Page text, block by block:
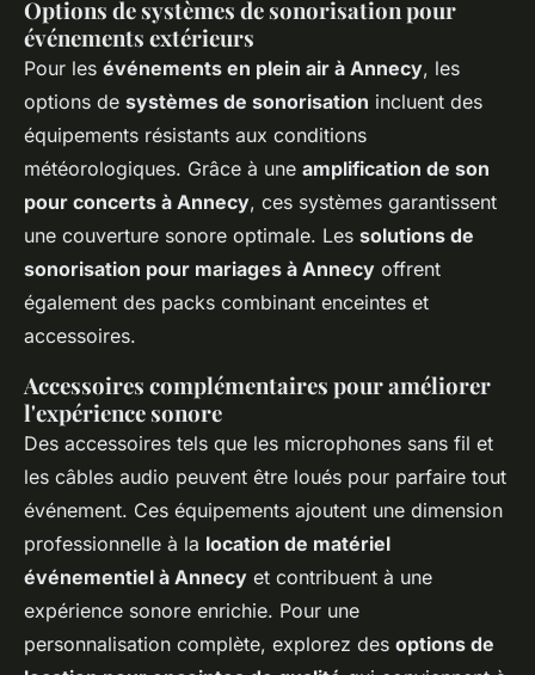
Options de systèmes de sonorisation pour
événements extérieurs
Pour les événements en plein air à Annecy, les
options de systèmes de sonorisation incluent des
équipements résistants aux conditions
météorologiques. Grâce à une amplification de son
pour concerts à Annecy, ces systèmes garantissent
une couverture sonore optimale. Les solutions de
sonorisation pour mariages à Annecy offrent
également des packs combinant enceintes et
accessoires.
Accessoires complémentaires pour améliorer
l'expérience sonore
Des accessoires tels que les microphones sans fil et
les câbles audio peuvent être loués pour parfaire tout
événement. Ces équipements ajoutent une dimension
professionnelle à la location de matériel
événementiel à Annecy et contribuent à une
expérience sonore enrichie. Pour une
personnalisation complète, explorez des options de